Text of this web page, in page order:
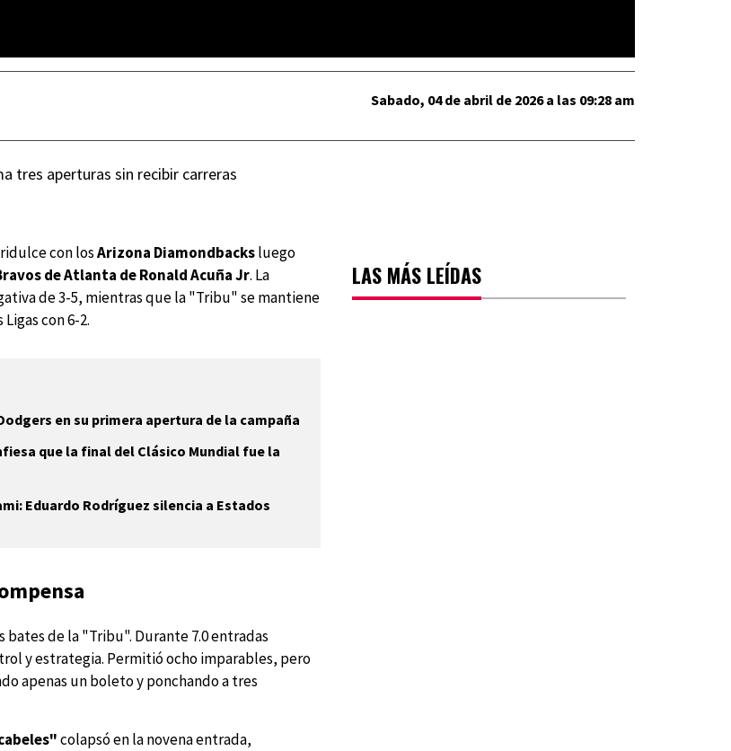
Sabado, 04 de abril de 2026 a las 09:28 am
tres aperturas sin recibir carreras
con losArizona Diamondbacksluego
de Atlanta de Ronald Acuña Jr. La
de 3-5, mientras que la "Tribu" se mantiene
con 6-2.
en su primera apertura de la campaña
que la final del Clásico Mundial fue la
Eduardo Rodríguez silencia a Estados
de la "Tribu". Durante 7.0 entradas
y estrategia. Permitió ocho imparables, pero
apenas un boleto y ponchando a tres
colapsó en la novena entrada,
LAS MÁS LEÍDAS